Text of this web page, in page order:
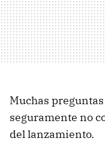
Muchas
seguramente no
del lanzamiento.